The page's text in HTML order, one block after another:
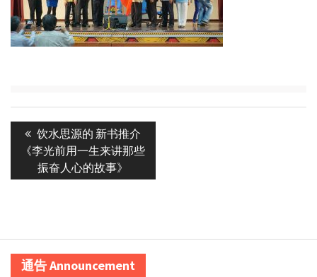
navigation
Previous
post:
饮水思源的 新书推介
《李光前用一生来讲那些
振奋人心的故事》
通告 Announcement